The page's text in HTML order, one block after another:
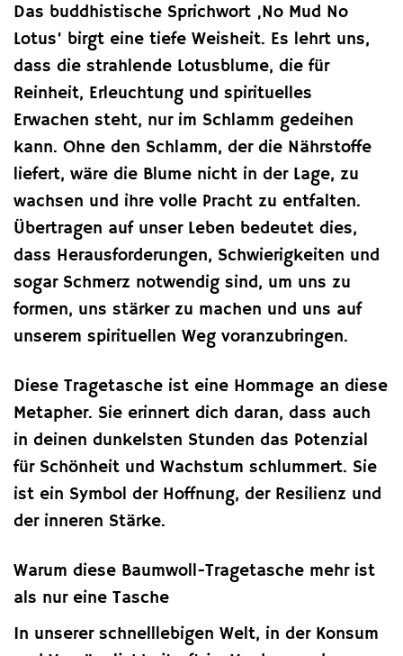
Das buddhistische Sprichwort ‚No Mud No
Lotus‘ birgt eine tiefe Weisheit. Es lehrt uns,
dass die strahlende Lotusblume, die für
Reinheit, Erleuchtung und spirituelles
Erwachen steht, nur im Schlamm gedeihen
kann. Ohne den Schlamm, der die Nährstoffe
liefert, wäre die Blume nicht in der Lage, zu
wachsen und ihre volle Pracht zu entfalten.
Übertragen auf unser Leben bedeutet dies,
dass Herausforderungen, Schwierigkeiten und
sogar Schmerz notwendig sind, um uns zu
formen, uns stärker zu machen und uns auf
unserem spirituellen Weg voranzubringen.
Diese Tragetasche ist eine Hommage an diese
Metapher. Sie erinnert dich daran, dass auch
in deinen dunkelsten Stunden das Potenzial
für Schönheit und Wachstum schlummert. Sie
ist ein Symbol der Hoffnung, der Resilienz und
der inneren Stärke.
Warum diese Baumwoll-Tragetasche mehr ist
als nur eine Tasche
In unserer schnelllebigen Welt, in der Konsum